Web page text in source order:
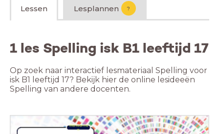
Lessen Lesplannen ?
1 les Spelling isk B1 leeftijd 17
Op zoek naar interactief lesmateriaal Spelling voor
isk B1 leeftijd 17? Bekijk hier de online lesideeën
Spelling van andere docenten.